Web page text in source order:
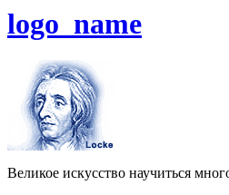
logo_name
Великое искусство научиться